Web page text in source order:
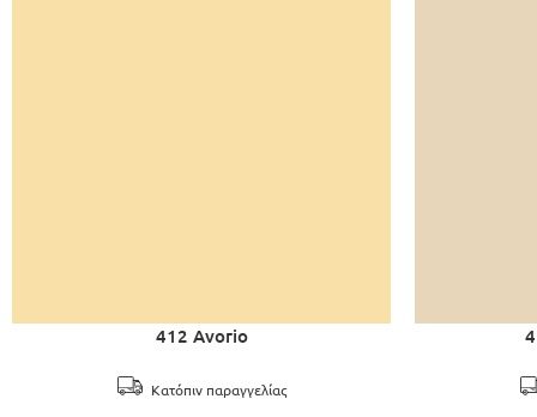
412 Avorio
Κατόπιν παραγγελίας